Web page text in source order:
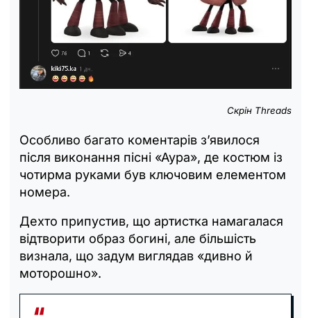
Скрін Threads
Особливо багато коментарів з’явилося
після виконання пісні «Аура», де костюм із
чотирма руками був ключовим елементом
номера.
Дехто припустив, що артистка намагалася
відтворити образ богині, але більшість
визнала, що задум виглядав «дивно й
моторошно».